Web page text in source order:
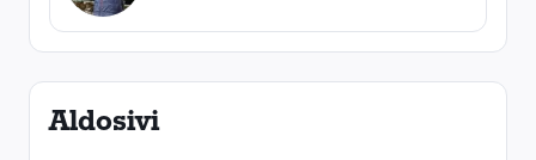
Aldosivi